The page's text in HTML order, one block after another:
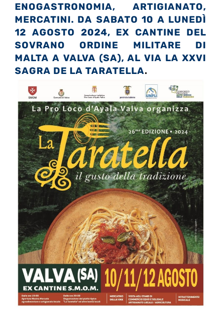
ENOGASTRONOMIA, ARTIGIANATO,
MERCATINI. DA SABATO 10 A LUNEDÌ
12 AGOSTO 2024, EX CANTINE DEL
SOVRANO ORDINE MILITARE DI
MALTA A VALVA (SA), AL VIA LA XXVI
SAGRA DE LA TARATELLA.